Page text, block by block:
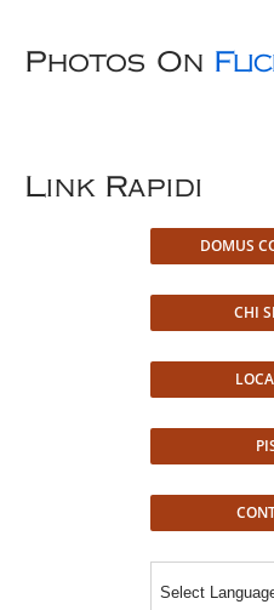
Photos On
Link Rapidi
DOMUS
CHI